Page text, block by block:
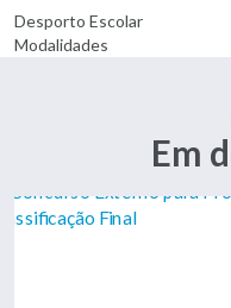
Desporto Escolar
Modalidades
Em